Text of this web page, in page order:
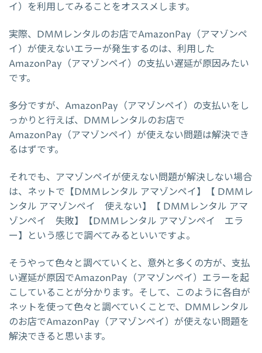
イ）を利用してみることをオススメします。
実際、DMMレンタルのお店でAmazonPay（アマゾンペ
イ）が使えないエラーが発生するのは、利用した
AmazonPay（アマゾンペイ）の支払い遅延が原因みたい
です。
多分ですが、AmazonPay（アマゾンペイ）の支払いをし
っかりと行えば、DMMレンタルのお店で
AmazonPay（アマゾンペイ）が使えない問題は解決でき
るはずです。
それでも、アマゾンペイが使えない問題が解決しない場合
は、ネットで【DMMレンタル アマゾンペイ】【 DMMレ
ンタル アマゾンペイ 使えない】【 DMMレンタル アマ
ゾンペイ 失敗】【DMMレンタル アマゾンペイ エラ
ー】という感じで調べてみるといいですよ。
そうやって色々と調べていくと、意外と多くの方が、支払
い遅延が原因でAmazonPay（アマゾンペイ）エラーを起
こしていることが分かります。そして、このように各自が
ネットを使って色々と調べていくことで、DMMレンタル
のお店でAmazonPay（アマゾンペイ）が使えない問題を
解決できると思います。